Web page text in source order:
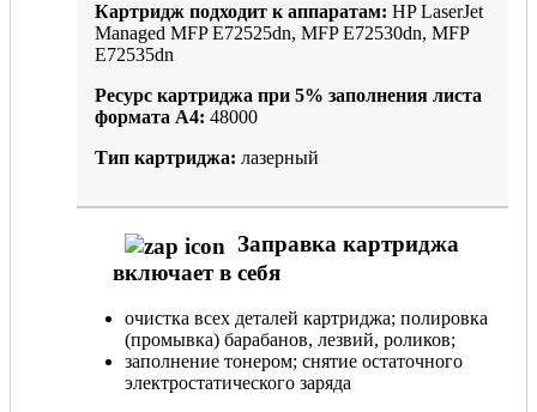
Картридж подходит к аппаратам: HP LaserJet
Managed MFP E72525dn, MFP E72530dn, MFP
E72535dn
Ресурс картриджа при 5% заполнения листа
формата А4: 48000
Тип картриджа: лазерный
Заправка картриджа
включает в себя
очистка всех деталей картриджа; полировка
(промывка) барабанов, лезвий, роликов;
заполнение тонером; снятие остаточного
электростатического заряда